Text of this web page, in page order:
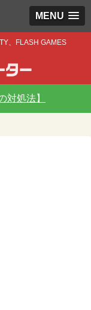
MENU
、FLASH GAMES
対処法】